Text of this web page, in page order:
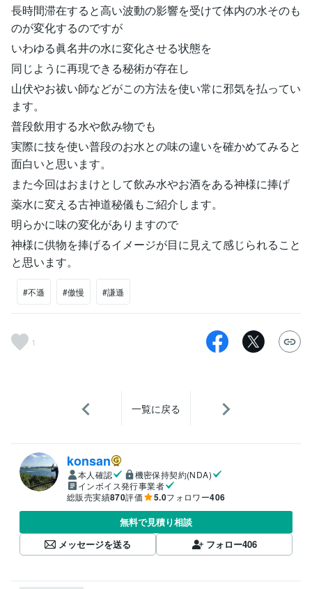
長時間滞在すると高い波動の影響を受けて体内の水そのも
のが変化するのですが
いわゆる眞名井の水に変化させる状態を
同じように再現できる秘術が存在し
山伏やお祓い師などがこの方法を使い常に邪気を払ってい
ます。
普段飲用する水や飲み物でも
実際に技を使い普段のお水との味の違いを確かめてみると
面白いと思います。
また今回はおまけとして飲み水やお酒をある神様に捧げ
薬水に変える古神道秘儀もご紹介します。
明らかに味の変化がありますので
神様に供物を捧げるイメージが目に見えて感じられること
と思います。
#不遜 #傲慢 #謙遜
1
一覧に戻る
konsan
本人確認
機密保持契約(NDA)
インボイス発行事業者
総販売実績870評価 5.0フォロワー406
無料で見積り相談
メッセージを送る
フォロー406